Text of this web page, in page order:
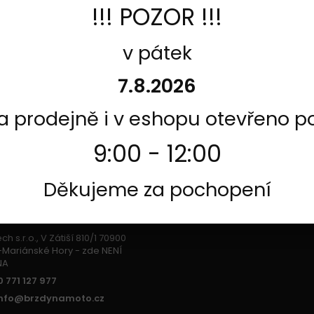
s.r.o., V Zátiší 810/1 70900
Hory - zde NENÍ
771 127 977
!!! POZOR !!!
v pátek
7.8.2026
prodejně i v eshopu otevřeno
9:00 - 12:00
Děkujeme za pochopení